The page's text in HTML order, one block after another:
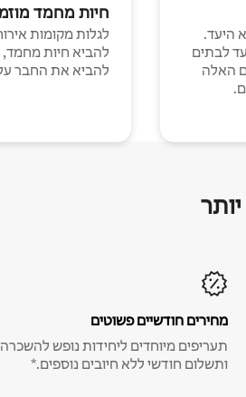
היעד.
לבתים
האלה
חיות מחמד
לגלות מקומות
להביא חיות מחמד,
להביא את החבר
מחירים חודשיים פשוטים
תעריפים מיוחדים ליחידות נופש
ותשלום חודשי ללא חיובים נוספים.*